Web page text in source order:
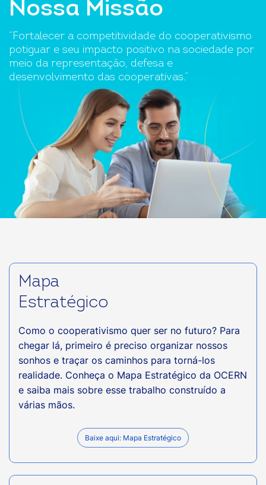
Nossa Missão
“Fortalecer a competitividade do cooperativismo
potiguar e seu impacto positivo na sociedade por
meio da representação, defesa e
desenvolvimento das cooperativas.”
Mapa
Estratégico
Como o cooperativismo quer ser no futuro? Para
chegar lá, primeiro é preciso organizar nossos
sonhos e traçar os caminhos para torná-los
realidade. Conheça o Mapa Estratégico da OCERN
e saiba mais sobre esse trabalho construído a
várias mãos.
Baixe aqui: Mapa Estratégico